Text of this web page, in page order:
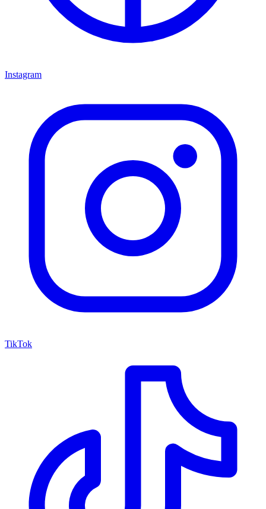
Instagram
TikTok